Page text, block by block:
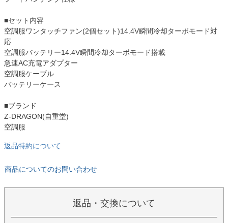
■セット内容
空調服ワンタッチファン(2個セット)14.4V瞬間冷却ターボモード対
応
空調服バッテリー14.4V瞬間冷却ターボモード搭載
急速AC充電アダプター
空調服ケーブル
バッテリーケース
■ブランド
Z-DRAGON(自重堂)
空調服
返品特約について
商品についてのお問い合わせ
返品・交換について